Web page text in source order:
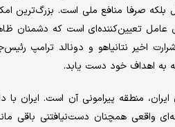
بلکه صرفا منافع ملی است. بزرگ‌ترین
عامل تعیین‌کننده‌ای است که دشمنان
تا شرارت اخیر نتانیاهو و دونالد
به اهداف خود دست یابد.
منطقه پیرامونی آن است. ایران با
واقعی همچنان دست‌نیافتنی باقی